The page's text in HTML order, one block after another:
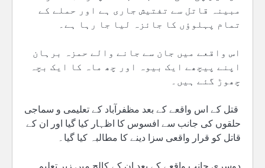
مبینہ قاتل سے تفتیش جاری ہے اور حملے کے
تمام پہلوؤں کا جائزہ لیا جا رہا ہے۔
اس واقعے میں جان سے جانے والے حمزہ برہان
اپنے پیچھے ایک بیوہ اور چھ ماہ کا ایک بچہ
چھوڑ گئے ہیں۔
قتل کے اس واقعے کے بعد مظفرآباد کے تعلیمی و سماجی
حلقوں کی جانب سے افسوس کا اظہار کیا گیا اور ان کے
قاتل کو قرار واقعی سزا دینے کا مطالبہ کیا گیا۔